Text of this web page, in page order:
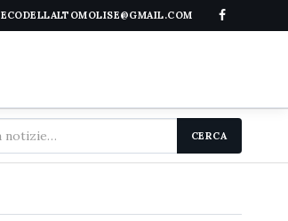
ECODELLALTOMOLISE@GMAIL.COM
CERCA